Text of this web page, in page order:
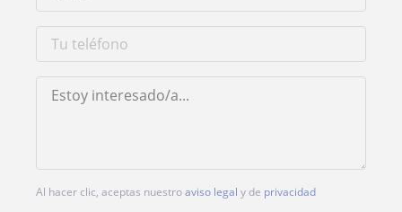
Al hacer clic, aceptas nuestroaviso legal y de privacidad